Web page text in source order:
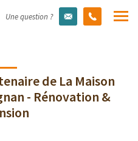
Une question ?
de La Maison
- Rénovation &